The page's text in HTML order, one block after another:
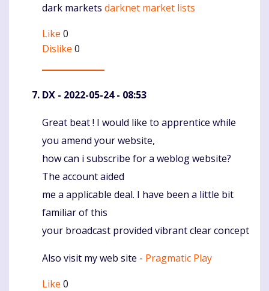
Komentaras
dark markets darknet market lists
Like 0
Dislike 0
DX - 2022-05-24 - 08:53
Komentaras
Great beat ! I would like to apprentice while
you amend your website,
how can i subscribe for a weblog website?
The account aided
me a applicable deal. I have been a little bit
familiar of this
your broadcast provided vibrant clear concept
Also visit my web site - Pragmatic Play
Like 0